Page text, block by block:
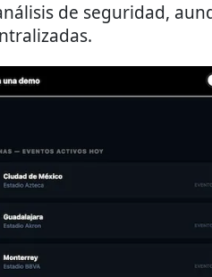
de seguridad,